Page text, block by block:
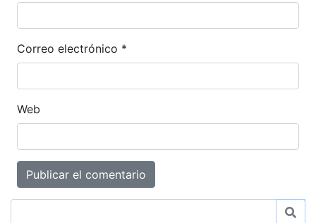
Correo electrónico *
Web